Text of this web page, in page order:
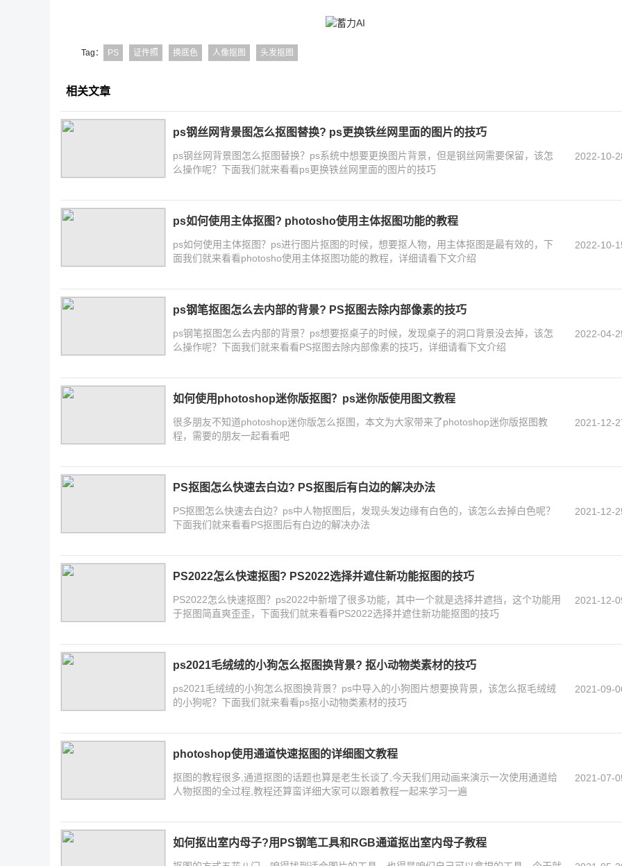
Tag： PS 证件照 换底色 人像抠图 头发抠图
相关文章
ps钢丝网背景图怎么抠图替换? ps更换铁丝网里面的图片的技巧
ps钢丝网背景图怎么抠图替换？ps系统中想要更换图片背景，但是钢丝网需要保留，该怎
么操作呢？下面我们就来看看ps更换铁丝网里面的图片的技巧
2022-10-
ps如何使用主体抠图? photosho使用主体抠图功能的教程
ps如何使用主体抠图？ps进行图片抠图的时候，想要抠人物，用主体抠图是最有效的，下
面我们就来看看photosho使用主体抠图功能的教程，详细请看下文介绍
2022-10-
ps钢笔抠图怎么去内部的背景? PS抠图去除内部像素的技巧
ps钢笔抠图怎么去内部的背景？ps想要抠桌子的时候，发现桌子的洞口背景没去掉，该怎
么操作呢？下面我们就来看看PS抠图去除内部像素的技巧，详细请看下文介绍
2022-04-
如何使用photoshop迷你版抠图？ps迷你版使用图文教程
很多朋友不知道photoshop迷你版怎么抠图，本文为大家带来了photoshop迷你版抠图教
程，需要的朋友一起看看吧
2021-12-
PS抠图怎么快速去白边? PS抠图后有白边的解决办法
PS抠图怎么快速去白边？ps中人物抠图后，发现头发边缘有白色的，该怎么去掉白色呢？
下面我们就来看看PS抠图后有白边的解决办法
2021-12-
PS2022怎么快速抠图? PS2022选择并遮住新功能抠图的技巧
PS2022怎么快速抠图？ps2022中新增了很多功能，其中一个就是选择并遮挡，这个功能用
于抠图简直爽歪歪，下面我们就来看看PS2022选择并遮住新功能抠图的技巧
2021-12-
ps2021毛绒绒的小狗怎么抠图换背景? 抠小动物类素材的技巧
ps2021毛绒绒的小狗怎么抠图换背景？ps中导入的小狗图片想要换背景，该怎么抠毛绒绒
的小狗呢？下面我们就来看看ps抠小动物类素材的技巧
2021-09-
photoshop使用通道快速抠图的详细图文教程
抠图的教程很多,通道抠图的话题也算是老生长谈了,今天我们用动画来演示一次使用通道给
人物抠图的全过程,教程还算蛮详细大家可以跟着教程一起来学习一遍
2021-07-
如何抠出室内母子?用PS钢笔工具和RGB通道抠出室内母子教程